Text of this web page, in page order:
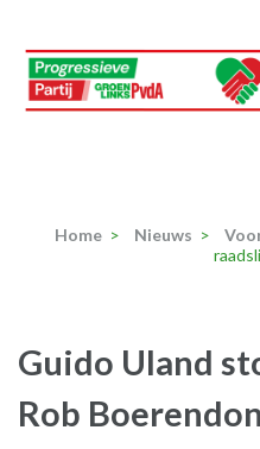
naar
inhoud
(Druk
Home > Nieuws >
Guido Uland
Rob